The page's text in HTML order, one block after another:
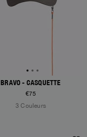
BRAVO - CASQUETTE
€75
3 Couleurs